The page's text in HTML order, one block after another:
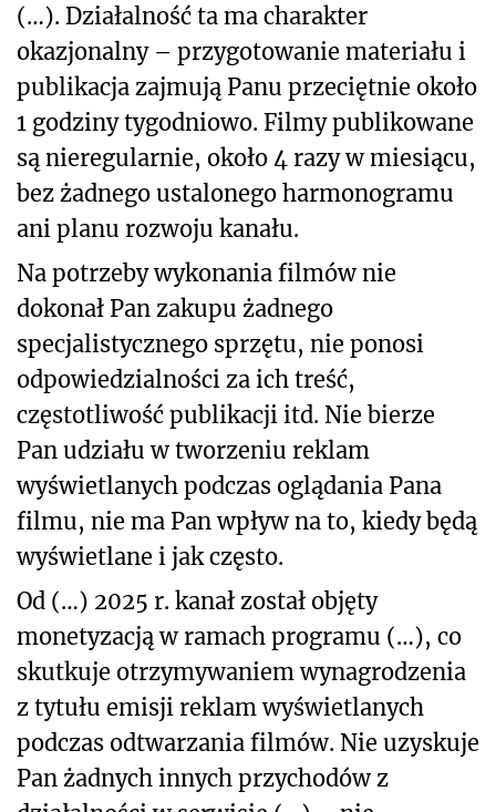
(…). Działalność ta ma charakter
okazjonalny – przygotowanie materiału i
publikacja zajmują Panu przeciętnie około
1 godziny tygodniowo. Filmy publikowane
są nieregularnie, około 4 razy w miesiącu,
bez żadnego ustalonego harmonogramu
ani planu rozwoju kanału.
Na potrzeby wykonania filmów nie
dokonał Pan zakupu żadnego
specjalistycznego sprzętu, nie ponosi
odpowiedzialności za ich treść,
częstotliwość publikacji itd. Nie bierze
Pan udziału w tworzeniu reklam
wyświetlanych podczas oglądania Pana
filmu, nie ma Pan wpływ na to, kiedy będą
wyświetlane i jak często.
Od (…) 2025 r. kanał został objęty
monetyzacją w ramach programu (…), co
skutkuje otrzymywaniem wynagrodzenia
z tytułu emisji reklam wyświetlanych
podczas odtwarzania filmów. Nie uzyskuje
Pan żadnych innych przychodów z